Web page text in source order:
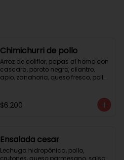
Chimichurri de pollo
Arroz de coliflor, papas al horno con
cascara, poroto negro, cilantro,
apio, zanahoria, queso fresco, pollo
$6.200
Ensalada cesar
Lechuga hidropónica, pollo,
crutones, queso parmesano, salsa